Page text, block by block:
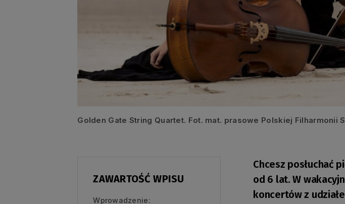
Golden Gate String Quartet. Fot. mat. prasowe Polskiej Filharmonii
ZAWARTOŚĆ WPISU
Wprowadzenie:
Chcesz posłuchać
od 6 lat. W
koncertów z